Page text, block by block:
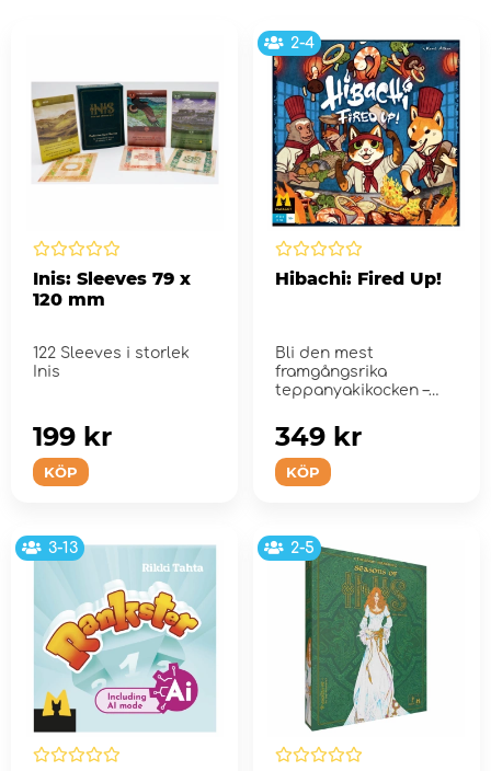
Inis: Sleeves 79 x
120 mm
122 Sleeves i storlek
Inis
KÖP
199 kr
2-4
Hibachi: Fired Up!
Bli den mest
framgångsrika
teppanyakikocken –
precision!
KÖP
349 kr
3-13 2-5